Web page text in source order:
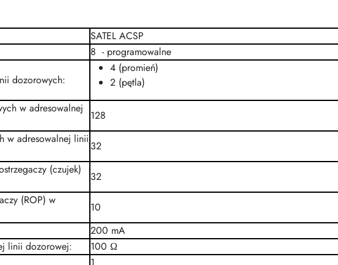
SATEL ACSP
8 - programowalne
dozorowych:
4 (promień)
2 (pętla)
w adresowalnej
128
w adresowalnej linii
32
(czujek)
32
(ROP) w
10
200 mA
linii dozorowej:
100 Ω
1